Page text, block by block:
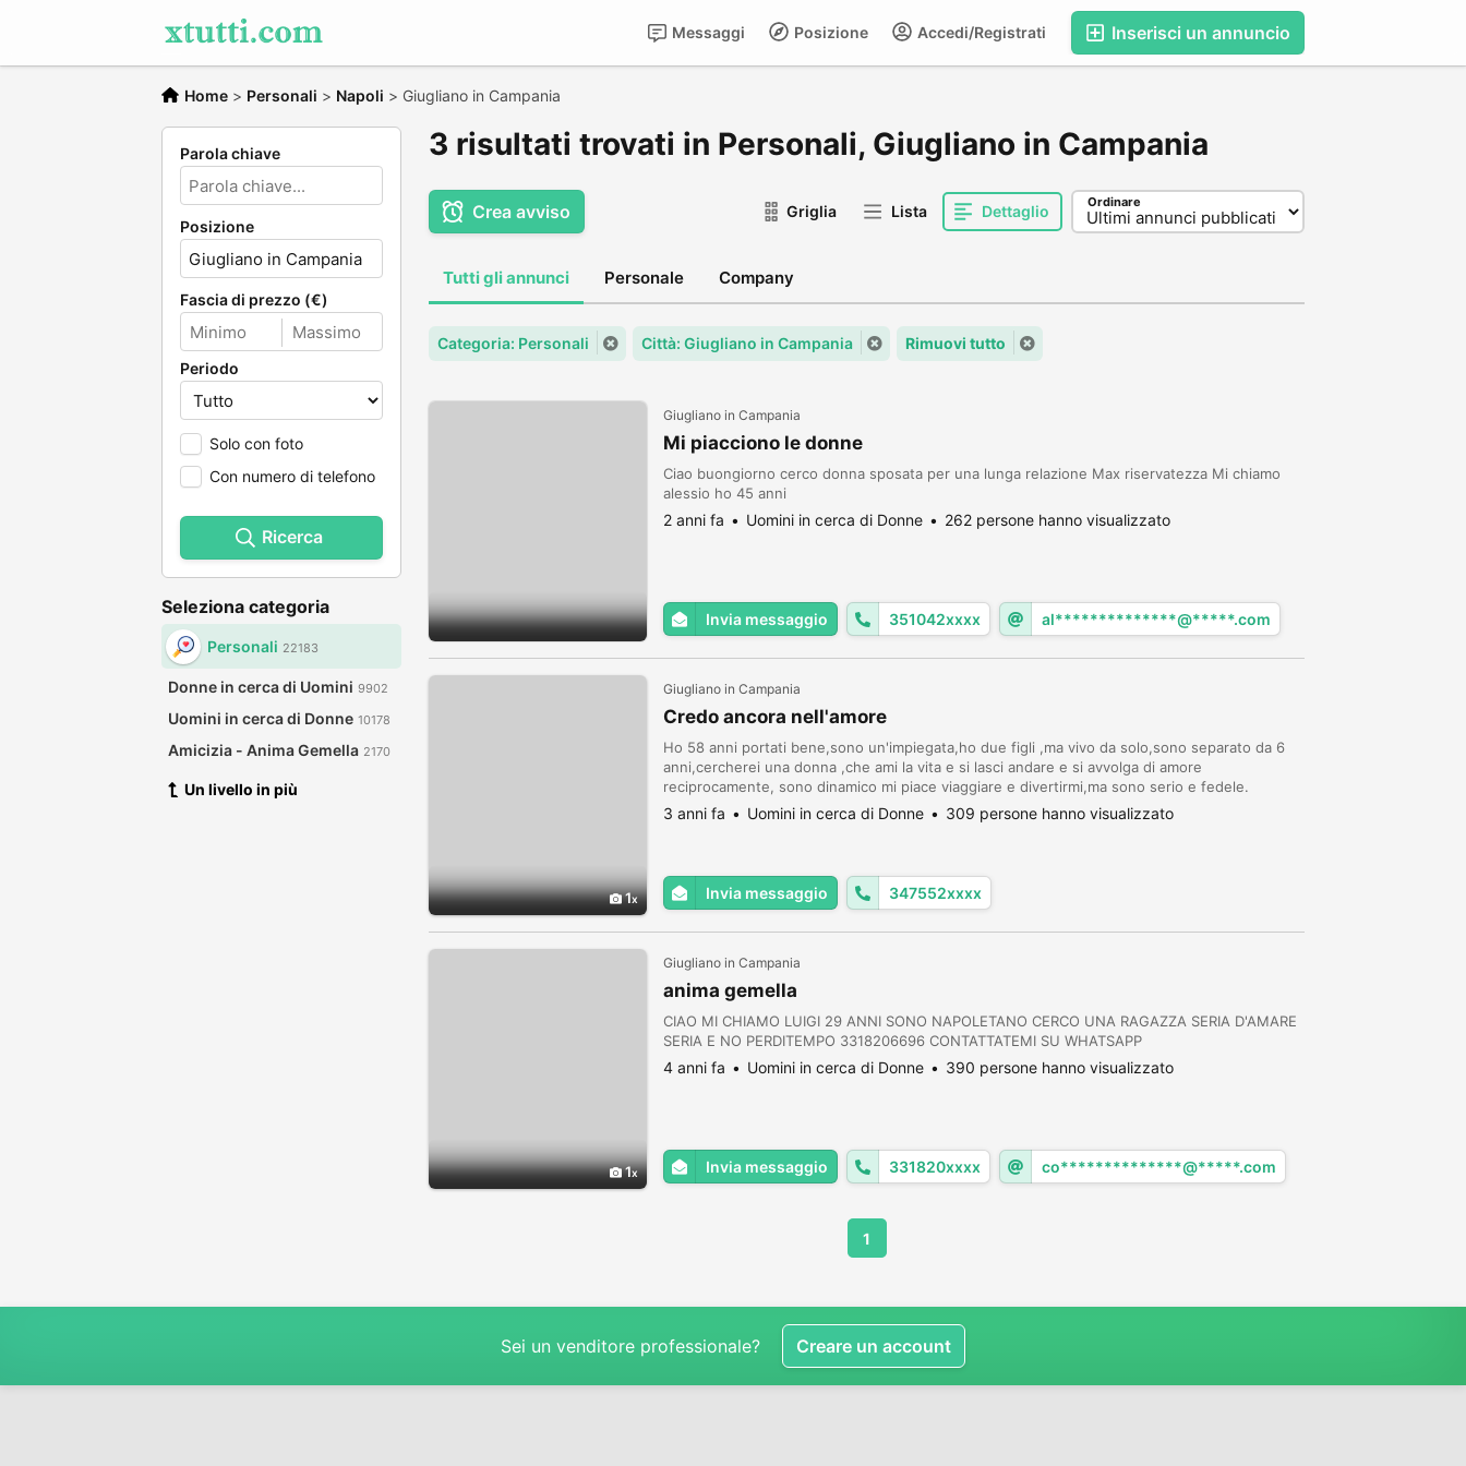
Inserisci un annuncio
Accedi/Registrati
Posizione
Messaggi
Home > Personali > Napoli > Giugliano in Campania
Parola chiave
Posizione
Fascia di prezzo (€)
Periodo
Solo con foto
Con numero di telefono
Ricerca
Seleziona categoria
Personali 22183
Donne in cerca di Uomini 9902
Uomini in cerca di Donne 10178
Amicizia - Anima Gemella 2170
Un livello in più
3 risultati trovati in Personali, Giugliano in Campania
Crea avviso Griglia Lista Dettaglio Ordinare
Tutti gli annunci Personale Company
Categoria: Personali Città: Giugliano in Campania Rimuovi tutto
Giugliano in Campania
Mi piacciono le donne
Ciao buongiorno cerco donna sposata per una lunga relazione Max riservatezza Mi chiamo
alessio ho 45 anni
2 anni fa Uomini in cerca di Donne 262 persone hanno visualizzato
Invia messaggio 351042xxxx al**************@*****.com
1
Giugliano in Campania
Credo ancora nell'amore
Ho 58 anni portati bene,sono un'impiegata,ho due figli ,ma vivo da solo,sono separato da 6
anni,cercherei una donna ,che ami la vita e si lasci andare e si avvolga di amore
reciprocamente, sono dinamico mi piace viaggiare e divertirmi,ma sono serio e fedele.
3 anni fa Uomini in cerca di Donne 309 persone hanno visualizzato
Invia messaggio 347552xxxx
1
Giugliano in Campania
anima gemella
CIAO MI CHIAMO LUIGI 29 ANNI SONO NAPOLETANO CERCO UNA RAGAZZA SERIA D'AMARE
SERIA E NO PERDITEMPO 3318206696 CONTATTATEMI SU WHATSAPP
4 anni fa Uomini in cerca di Donne 390 persone hanno visualizzato
Invia messaggio 331820xxxx co**************@*****.com
1
Sei un venditore professionale? Creare un account